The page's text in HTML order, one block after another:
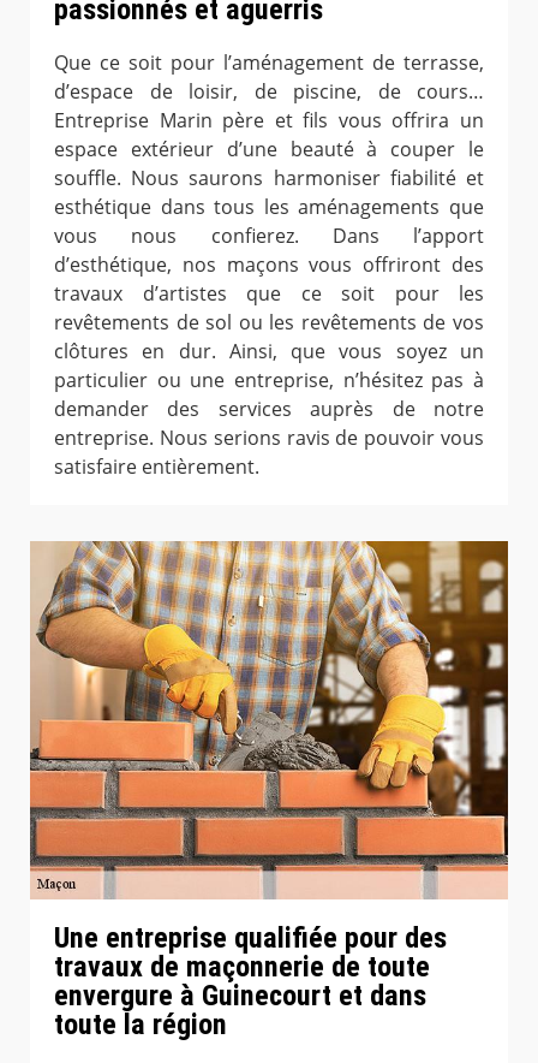
passionnés et aguerris
Que ce soit pour l’aménagement de terrasse,
d’espace de loisir, de piscine, de cours…
Entreprise Marin père et fils vous offrira un
espace extérieur d’une beauté à couper le
souffle. Nous saurons harmoniser fiabilité et
esthétique dans tous les aménagements que
vous nous confierez. Dans l’apport
d’esthétique, nos maçons vous offriront des
travaux d’artistes que ce soit pour les
revêtements de sol ou les revêtements de vos
clôtures en dur. Ainsi, que vous soyez un
particulier ou une entreprise, n’hésitez pas à
demander des services auprès de notre
entreprise. Nous serions ravis de pouvoir vous
satisfaire entièrement.
Une entreprise qualifiée pour des
travaux de maçonnerie de toute
envergure à Guinecourt et dans
toute la région